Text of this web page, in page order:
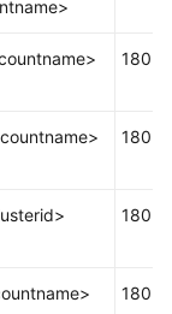
180
180
180
180